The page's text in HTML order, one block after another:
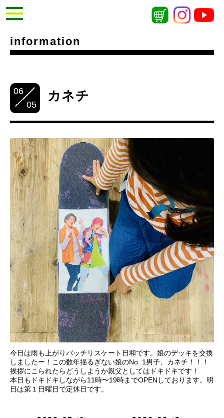
information
06
05
カネチ
今日は雨も上がりバッチリスケート日和です。娘のデッキを交換
しましたー！この数年揺るぎない娘のNo. 1男子、カネチ！！！
挨拶にこられたらどうしようか親父としてはドキドキです！
本日もドキドキしながら11時〜19時までOPENしております。明
日は第１日曜日で定休日です。